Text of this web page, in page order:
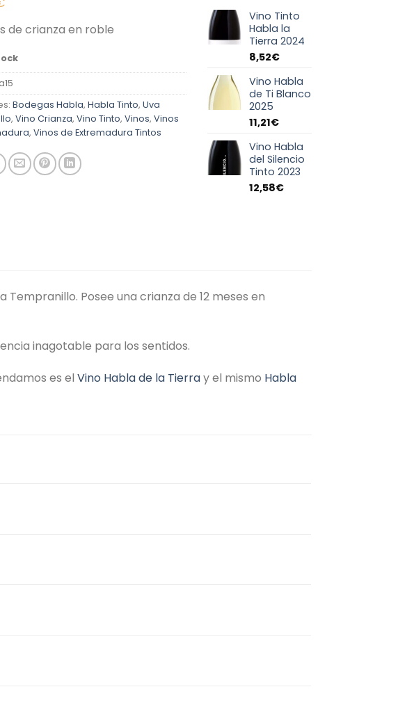
de crianza en roble
Bodegas Habla, Habla Tinto, Uva
, Vino Crianza, Vino Tinto, Vinos, Vinos
, Vinos de Extremadura Tintos
Vino Tinto
Habla la
Tierra 2024
8,52€
Vino Habla
de Ti Blanco
2025
11,21€
Vino Habla
del Silencio
Tinto 2023
12,58€
Posee una crianza de 12 meses en
inagotable para los sentidos.
es el Vino Habla de la Tierray el mismo Habla